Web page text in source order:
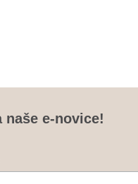
naše e-novice!